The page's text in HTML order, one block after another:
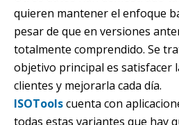
quieren mantener el enfoque
pesar de que en versiones
totalmente comprendido. Se
objetivo principal es satisfacer
clientes y mejorarla cada día.
ISOToolscuenta con
todas estas variantes que hay